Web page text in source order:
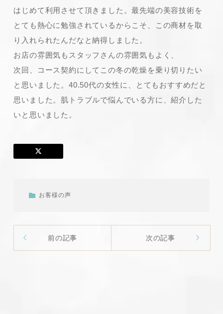
はじめて利用させて頂きました。最先端の美容技術を
とても熱心に勉強されているからこそ、この商材を取
り入れられたんだなと納得しました。
お店の雰囲気もスタッフさんの雰囲気もよく、
次回、コース契約にしてこの冬の乾燥を乗り切りたい
と思いました。40.50代の女性に、とてもおすすめだと
思いました。肌トラブルで悩んでいる方に、紹介した
いと思いました。
お客様の声
前の記事 次の記事